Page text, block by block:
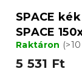
SPACE
SPACE
Raktáron
5 531 Ft